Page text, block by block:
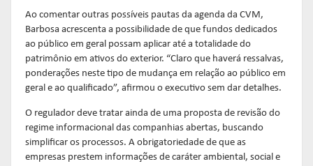
Ao comentar outras possíveis pautas da agenda da CVM,
Barbosa acrescenta a possibilidade de que fundos dedicados
ao público em geral possam aplicar até a totalidade do
patrimônio em ativos do exterior. “Claro que haverá ressalvas,
ponderações neste tipo de mudança em relação ao público em
geral e ao qualificado”, afirmou o executivo sem dar detalhes.
O regulador deve tratar ainda de uma proposta de revisão do
regime informacional das companhias abertas, buscando
simplificar os processos. A obrigatoriedade de que as
empresas prestem informações de caráter ambiental, social e